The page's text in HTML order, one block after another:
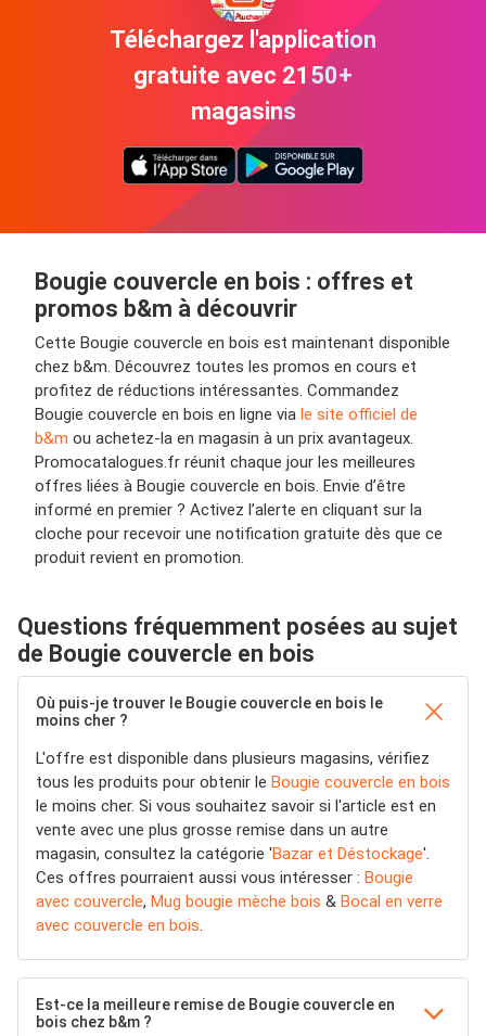
Téléchargez l'application
gratuite avec 2150+
magasins
Bougie couvercle en bois : offres et
promos b&m à découvrir
Cette Bougie couvercle en bois est maintenant disponible
chez b&m. Découvrez toutes les promos en cours et
profitez de réductions intéressantes. Commandez
Bougie couvercle en bois en ligne via le site officiel de
b&m ou achetez-la en magasin à un prix avantageux.
Promocatalogues.fr réunit chaque jour les meilleures
offres liées à Bougie couvercle en bois. Envie d’être
informé en premier ? Activez l’alerte en cliquant sur la
cloche pour recevoir une notification gratuite dès que ce
produit revient en promotion.
Questions fréquemment posées au sujet
de Bougie couvercle en bois
Où puis-je trouver le Bougie couvercle en bois le
moins cher ?
L'offre est disponible dans plusieurs magasins, vérifiez
tous les produits pour obtenir le Bougie couvercle en bois
le moins cher. Si vous souhaitez savoir si l'article est en
vente avec une plus grosse remise dans un autre
magasin, consultez la catégorie 'Bazar et Déstockage'.
Ces offres pourraient aussi vous intéresser : Bougie
avec couvercle, Mug bougie mèche bois & Bocal en verre
avec couvercle en bois.
Est-ce la meilleure remise de Bougie couvercle en
bois chez b&m ?